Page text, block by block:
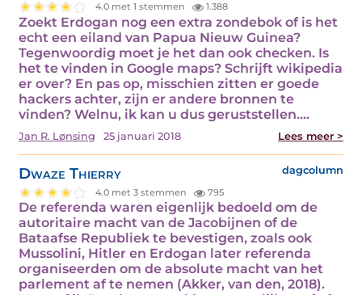
4.0 met 1 stemmen 1.388
Zoekt Erdogan nog een extra zondebok of is het
echt een eiland van Papua Nieuw Guinea?
Tegenwoordig moet je het dan ook checken. Is
het te vinden in Google maps? Schrijft wikipedia
er over? En pas op, misschien zitten er goede
hackers achter, zijn er andere bronnen te
vinden? Welnu, ik kan u dus geruststellen.…
Jan R. Lønsing 25 januari 2018 Lees meer >
Dwaze Thierry dagcolumn
4.0 met 3 stemmen 795
De referenda waren eigenlijk bedoeld om de
autoritaire macht van de Jacobijnen of de
Bataafse Republiek te bevestigen, zoals ook
Mussolini, Hitler en Erdogan later referenda
organiseerden om de absolute macht van het
parlement af te nemen (Akker, van den, 2018).